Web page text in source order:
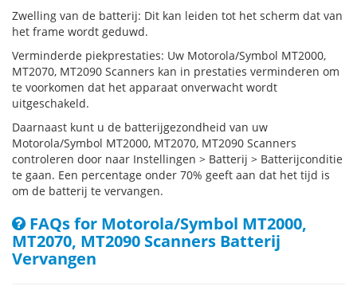
Zwelling van de batterij: Dit kan leiden tot het scherm dat van
het frame wordt geduwd.
Verminderde piekprestaties: Uw Motorola/Symbol MT2000,
MT2070, MT2090 Scanners kan in prestaties verminderen om
te voorkomen dat het apparaat onverwacht wordt
uitgeschakeld.
Daarnaast kunt u de batterijgezondheid van uw
Motorola/Symbol MT2000, MT2070, MT2090 Scanners
controleren door naar Instellingen > Batterij > Batterijconditie
te gaan. Een percentage onder 70% geeft aan dat het tijd is
om de batterij te vervangen.
FAQs for Motorola/Symbol MT2000,
MT2070, MT2090 Scanners Batterij
Vervangen